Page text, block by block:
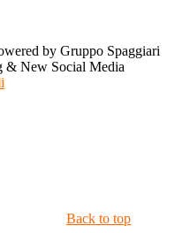
by Gruppo Spaggiari
& New Social Media
Back to top